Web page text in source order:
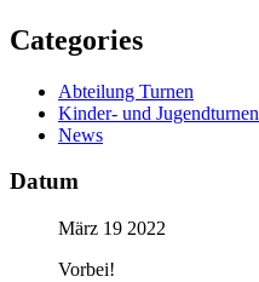
Categories
Abteilung Turnen
Kinder- und Jugendturnen
News
Datum
März 19 2022
Vorbei!